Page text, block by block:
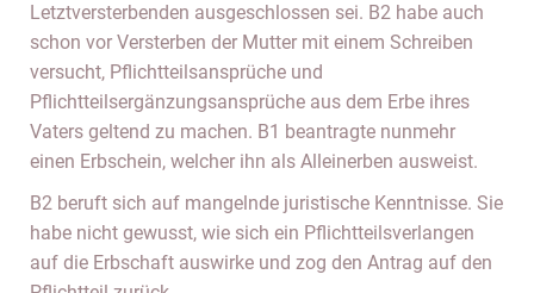
Letztversterbenden ausgeschlossen sei. B2 habe auch
schon vor Versterben der Mutter mit einem Schreiben
versucht, Pflichtteilsansprüche und
Pflichtteilsergänzungsansprüche aus dem Erbe ihres
Vaters geltend zu machen. B1 beantragte nunmehr
einen Erbschein, welcher ihn als Alleinerben ausweist.
B2 beruft sich auf mangelnde juristische Kenntnisse. Sie
habe nicht gewusst, wie sich ein Pflichtteilsverlangen
auf die Erbschaft auswirke und zog den Antrag auf den